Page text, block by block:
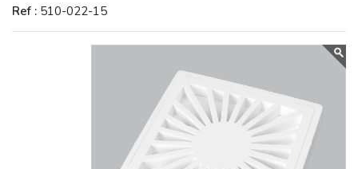
Ref : 510-022-15